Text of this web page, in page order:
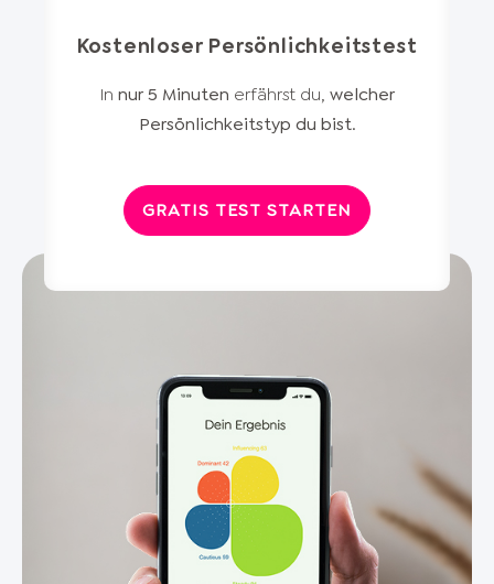
Kostenloser Persönlichkeitstest
In nur 5 Minuten erfährst du, welcher
Persönlichkeitstyp du bist.
GRATIS TEST STARTEN